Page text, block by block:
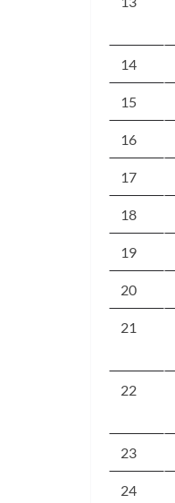
14
15
16
17
18
19
20
21
22
23
24